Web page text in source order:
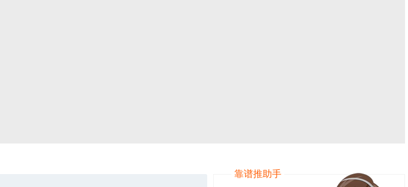
靠谱推助手